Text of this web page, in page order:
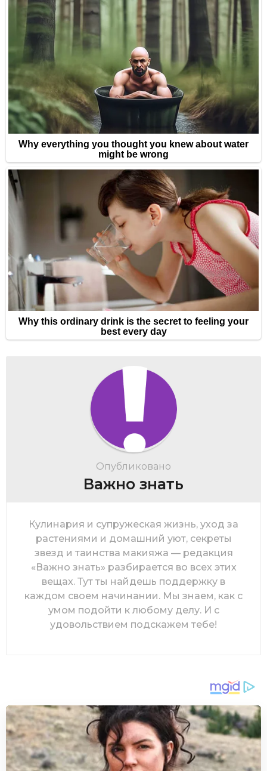
Опубликовано
Важно знать
Кулинария и супружеская жизнь, уход за
растениями и домашний уют, секреты
звезд и таинства макияжа — редакция
«Важно знать» разбирается во всех этих
вещах. Тут ты найдешь поддержку в
каждом своем начинании. Мы знаем, как с
умом подойти к любому делу. И с
удовольствием подскажем тебе!